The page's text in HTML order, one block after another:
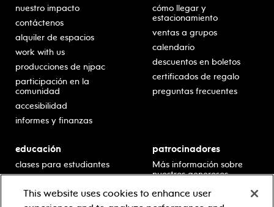
nuestro impacto
contáctenos
alquiler de espacios
work with us
producciones de njpac
participación en la
comunidad
accesibilidad
informes y finanzas
cómo llegar y
estacionamiento
ventas a grupos
calendario
descuentos en boletos
certificados de regalo
preguntas frecuentes
educación
clases para estudiantes
escolar
residencias en escuelas
patrocinadores
Más información sobre
nuestros generosos
This website uses cookies to enhance user